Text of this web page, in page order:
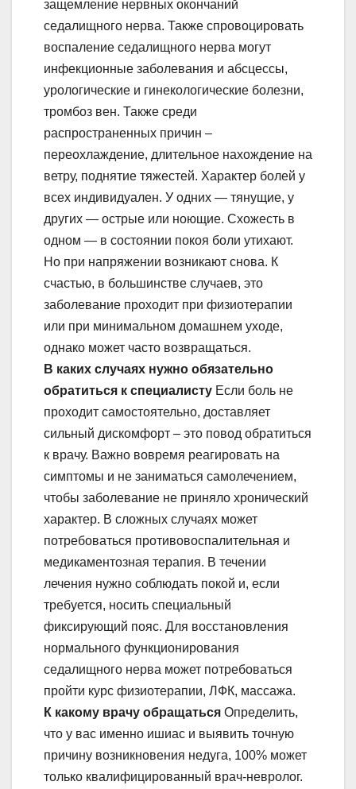
защемление нервных окончаний
седалищного нерва. Также спровоцировать
воспаление седалищного нерва могут
инфекционные заболевания и абсцессы,
урологические и гинекологические болезни,
тромбоз вен. Также среди
распространенных причин –
переохлаждение, длительное нахождение на
ветру, поднятие тяжестей. Характер болей у
всех индивидуален. У одних — тянущие, у
других — острые или ноющие. Схожесть в
одном — в состоянии покоя боли утихают.
Но при напряжении возникают снова. К
счастью, в большинстве случаев, это
заболевание проходит при физиотерапии
или при минимальном домашнем уходе,
однако может часто возвращаться.
В каких случаях нужно обязательно
обратиться к специалисту Если боль не
проходит самостоятельно, доставляет
сильный дискомфорт – это повод обратиться
к врачу. Важно вовремя реагировать на
симптомы и не заниматься самолечением,
чтобы заболевание не приняло хронический
характер. В сложных случаях может
потребоваться противовоспалительная и
медикаментозная терапия. В течении
лечения нужно соблюдать покой и, если
требуется, носить специальный
фиксирующий пояс. Для восстановления
нормального функционирования
седалищного нерва может потребоваться
пройти курс физиотерапии, ЛФК, массажа.
К какому врачу обращаться Определить,
что у вас именно ишиас и выявить точную
причину возникновения недуга, 100% может
только квалифицированный врач-невролог.